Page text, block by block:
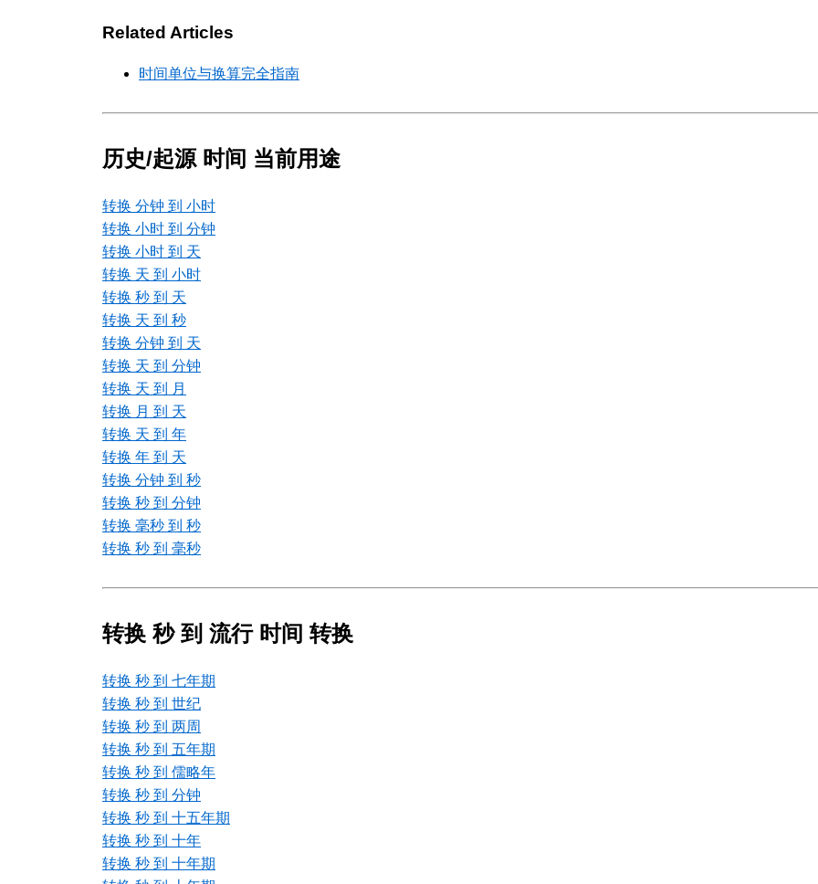
Related Articles
时间单位与换算完全指南
历史/起源 时间 当前用途
转换 分钟 到 小时
转换 小时 到 分钟
转换 小时 到 天
转换 天 到 小时
转换 秒 到 天
转换 天 到 秒
转换 分钟 到 天
转换 天 到 分钟
转换 天 到 月
转换 月 到 天
转换 天 到 年
转换 年 到 天
转换 分钟 到 秒
转换 秒 到 分钟
转换 毫秒 到 秒
转换 秒 到 毫秒
转换 秒 到 流行 时间 转换
转换 秒 到 七年期
转换 秒 到 世纪
转换 秒 到 两周
转换 秒 到 五年期
转换 秒 到 儒略年
转换 秒 到 分钟
转换 秒 到 十五年期
转换 秒 到 十年
转换 秒 到 十年期